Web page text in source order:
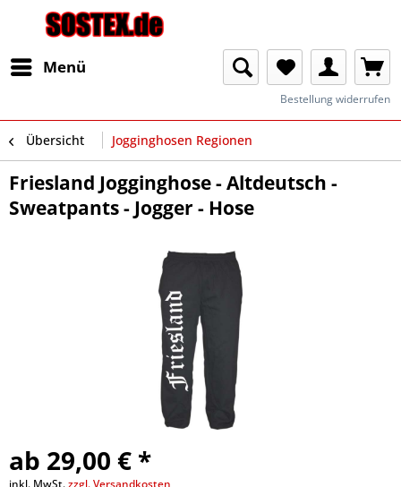
Menü
Bestellung widerrufen
Übersicht Jogginghosen Regionen
Friesland Jogginghose - Altdeutsch -
Sweatpants - Jogger - Hose
ab 29,00 € *
inkl. MwSt.zzgl. Versandkosten